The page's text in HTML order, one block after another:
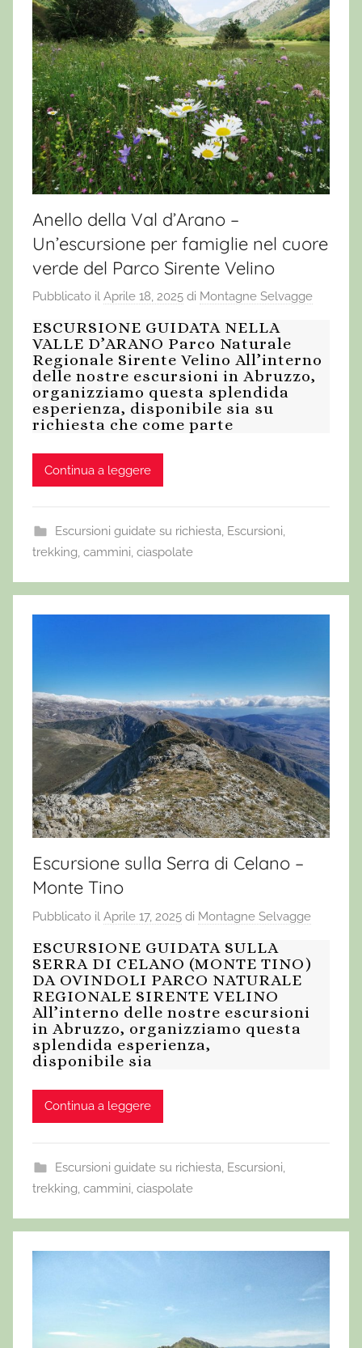
Anello della Val d’Arano –
Un’escursione per famiglie nel cuore
verde del Parco Sirente Velino
Pubblicato il Aprile 18, 2025 di Montagne Selvagge
ESCURSIONE GUIDATA NELLA
VALLE D’ARANO Parco Naturale
Regionale Sirente Velino All’interno
delle nostre escursioni in Abruzzo,
organizziamo questa splendida
esperienza, disponibile sia su
richiesta che come parte
Continua a leggere
Escursioni guidate su richiesta, Escursioni,
trekking, cammini, ciaspolate
Escursione sulla Serra di Celano –
Monte Tino
Pubblicato il Aprile 17, 2025 di Montagne Selvagge
ESCURSIONE GUIDATA SULLA
SERRA DI CELANO (MONTE TINO)
DA OVINDOLI PARCO NATURALE
REGIONALE SIRENTE VELINO
All’interno delle nostre escursioni
in Abruzzo, organizziamo questa
splendida esperienza,
disponibile sia
Continua a leggere
Escursioni guidate su richiesta Escursioni,
trekking, cammini, ciaspolate